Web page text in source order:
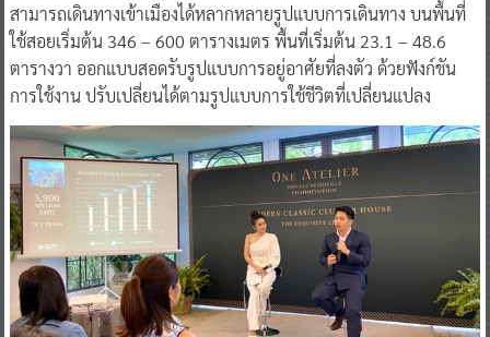
สามารถเดินทางเข้าเมืองได้หลากหลายรูปแบบการเดินทาง บนพื้นที่
ใช้สอยเริ่มต้น 346 – 600 ตารางเมตร พื้นที่เริ่มต้น 23.1 – 48.6
ตารางวา ออกแบบสอดรับรูปแบบการอยู่อาศัยที่ลงตัว ด้วยฟังก์ชัน
การใช้งาน ปรับเปลี่ยนได้ตามรูปแบบการใช้ชีวิตที่เปลี่ยนแปลง​​